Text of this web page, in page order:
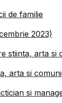
de familie
2023)
stiinta, arta si
arta si
si